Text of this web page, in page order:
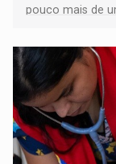
pouco mais de